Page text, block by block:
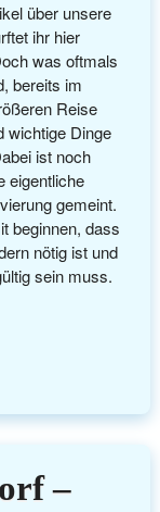
über unsere
ihr hier
was oftmals
bereits im
Reise
wichtige Dinge
ist noch
eigentliche
gemeint.
beginnen, dass
nötig ist und
sein muss.
–